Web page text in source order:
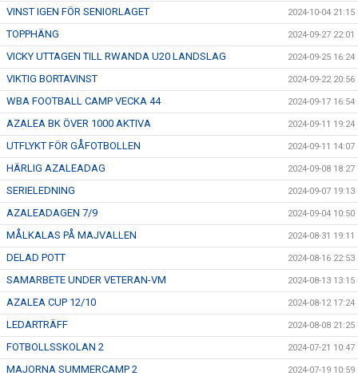
VINST IGEN FÖR SENIORLAGET 2024-10-04 21:15
TOPPHÄNG 2024-09-27 22:01
VICKY UTTAGEN TILL RWANDA U20 LANDSLAG 2024-09-25 16:24
VIKTIG BORTAVINST 2024-09-22 20:56
WBA FOOTBALL CAMP VECKA 44 2024-09-17 16:54
AZALEA BK ÖVER 1000 AKTIVA 2024-09-11 19:24
UTFLYKT FÖR GÅFOTBOLLEN 2024-09-11 14:07
HÄRLIG AZALEADAG 2024-09-08 18:27
SERIELEDNING 2024-09-07 19:13
AZALEADAGEN 7/9 2024-09-04 10:50
MÅLKALAS PÅ MAJVALLEN 2024-08-31 19:11
DELAD POTT 2024-08-16 22:53
SAMARBETE UNDER VETERAN-VM 2024-08-13 13:15
AZALEA CUP 12/10 2024-08-12 17:24
LEDARTRÄFF 2024-08-08 21:25
FOTBOLLSSKOLAN 2 2024-07-21 10:47
MAJORNA SUMMERCAMP 2 2024-07-19 10:59